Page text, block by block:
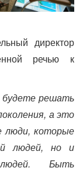
директор
речью к
будете решать
а это
люди, которые
людей, но и
Быть